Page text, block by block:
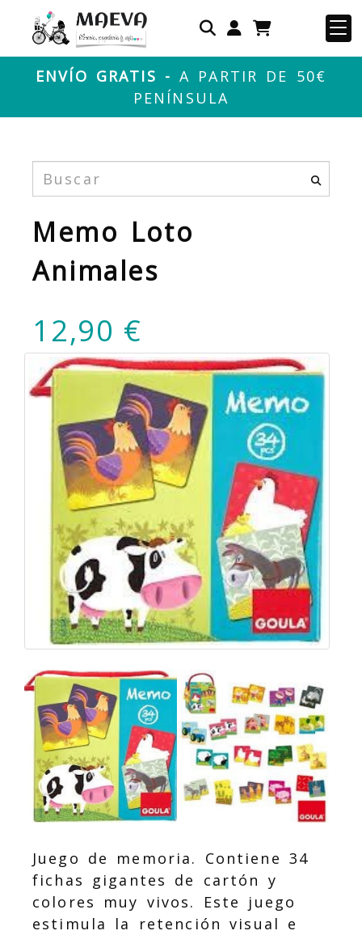
Identifícate
ENVÍO GRATIS - A PARTIR DE 50€
PENÍNSULA
Memo Loto
Animales
12,90 €
Juego de memoria. Contiene 34
fichas gigantes de cartón y
colores muy vivos. Este juego
estimula la retención visual e